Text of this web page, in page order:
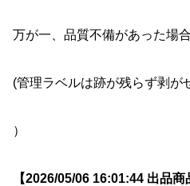
万が一、品質不備があった場
(管理ラベルは跡が残らず剥が
）
【2026/05/06 16:01:44 出品商